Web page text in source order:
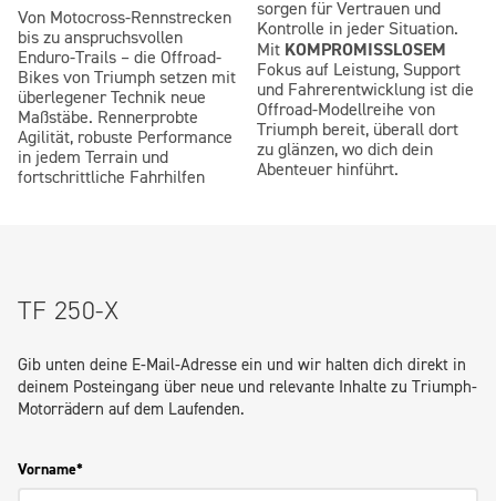
Von Motocross-Rennstrecken
bis zu anspruchsvollen
Enduro-Trails – die Offroad-
Bikes von Triumph setzen mit
überlegener Technik neue
Maßstäbe. Rennerprobte
Agilität, robuste Performance
in jedem Terrain und
fortschrittliche Fahrhilfen
sorgen für Vertrauen und
Kontrolle in jeder Situation.
Mit KOMPROMISSLOSEM
Fokus auf Leistung, Support
und Fahrerentwicklung ist die
Offroad-Modellreihe von
Triumph bereit, überall dort
zu glänzen, wo dich dein
Abenteuer hinführt.
TF 250-X
Gib unten deine E-Mail-Adresse ein und wir halten dich direkt in
deinem Posteingang über neue und relevante Inhalte zu Triumph-
Motorrädern auf dem Laufenden.
Vorname